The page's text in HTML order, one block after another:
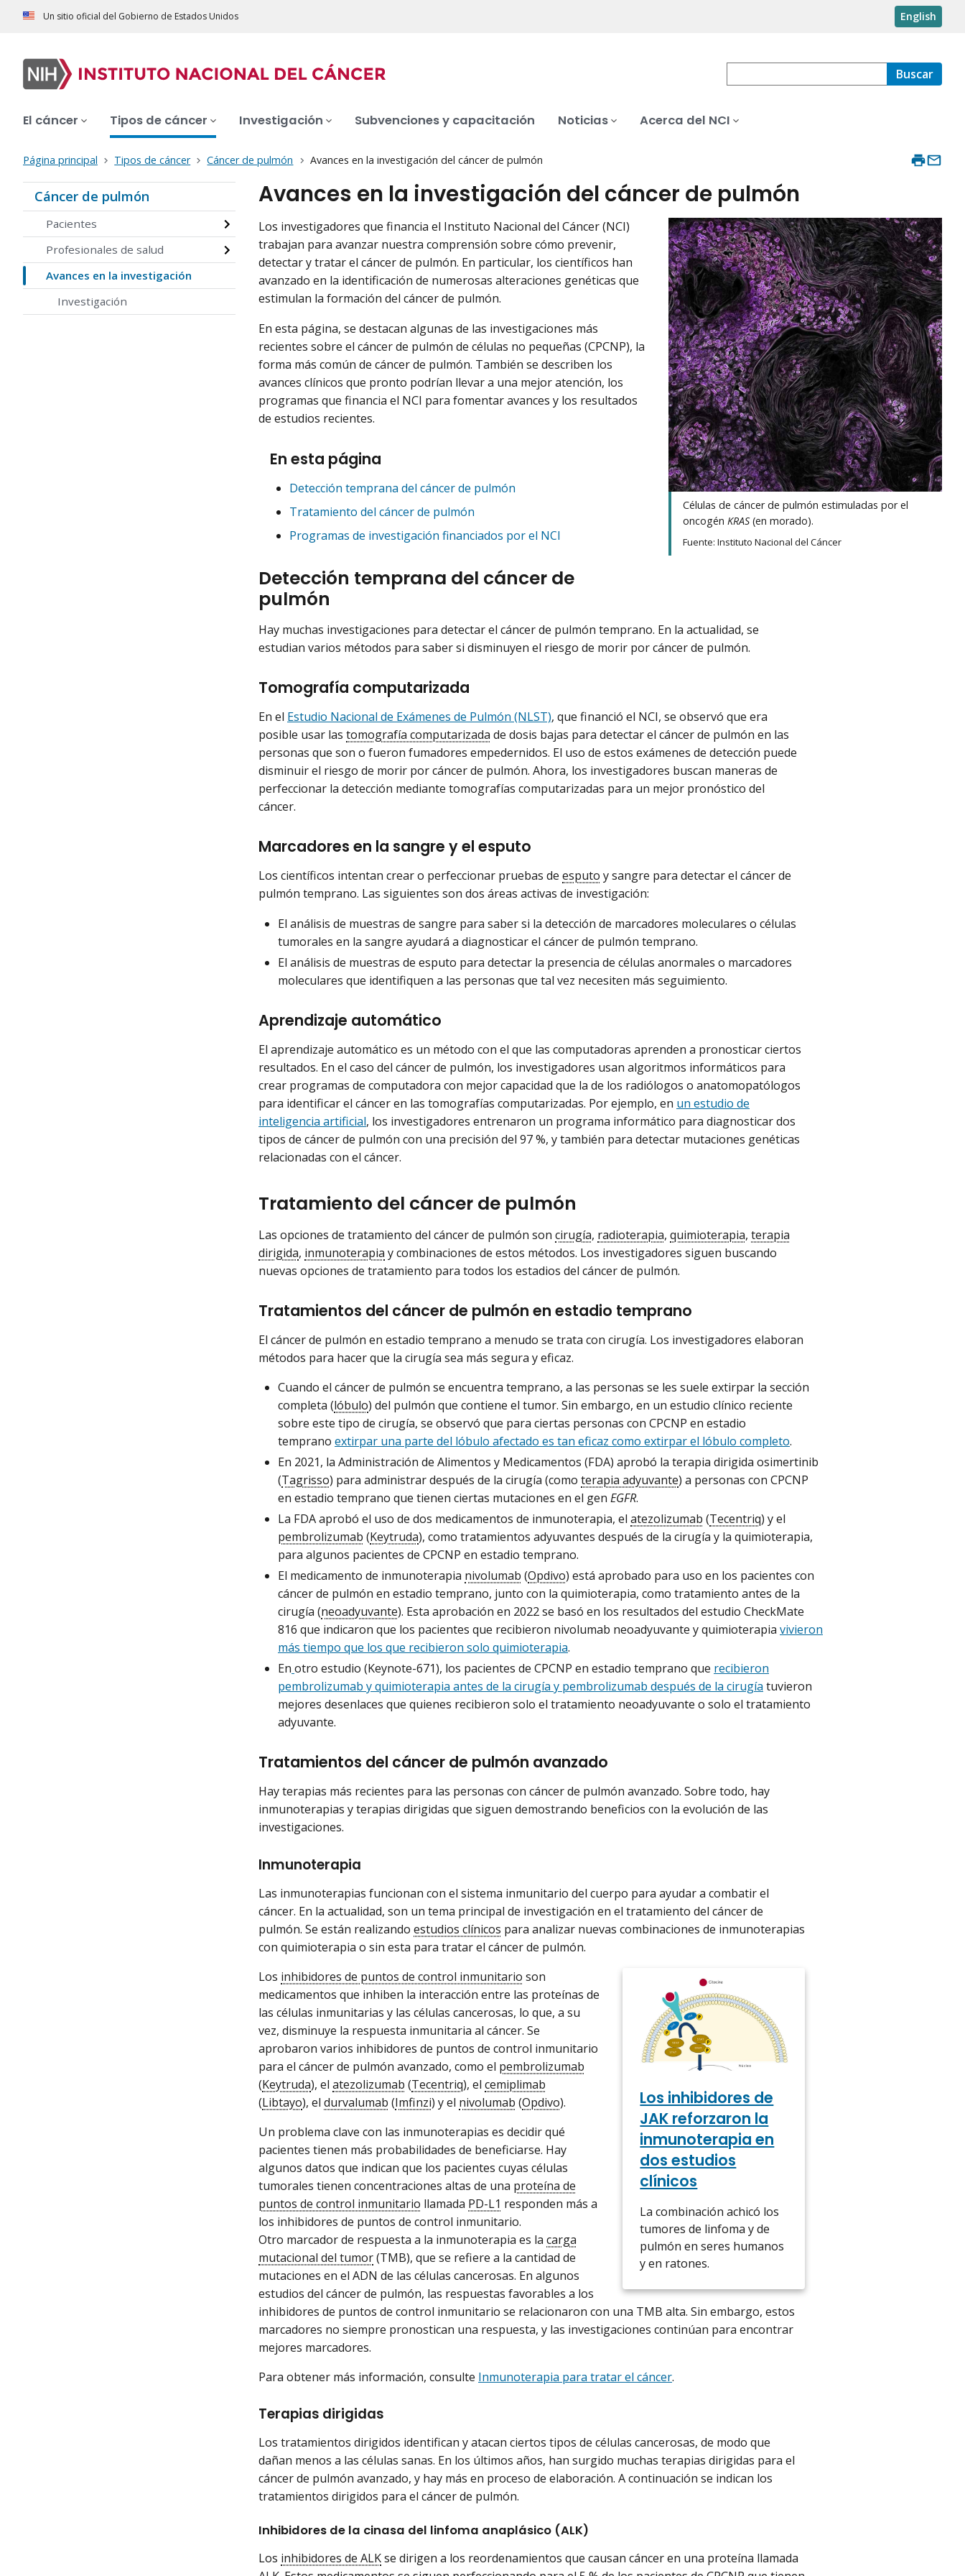
Un sitio oficial del Gobierno de Estados Unidos English
Buscar
El cáncer Tipos de cáncer Investigación Subvenciones y capacitación Noticias Acerca del NCI
Página principal Tipos de cáncer Cáncer de pulmón Avances en la investigación del cáncer de pulmón
Cáncer de pulmón
Pacientes
Profesionales de salud
Avances en la investigación
Investigación
Avances en la investigación del cáncer de pulmón
Células de cáncer de pulmón estimuladas por el
oncogénKRAS(en morado).
Fuente: Instituto Nacional del Cáncer
Los investigadores que financia el Instituto Nacional del Cáncer (NCI)
trabajan para avanzar nuestra comprensión sobre cómo prevenir,
detectar y tratar el cáncer de pulmón. En particular, los científicos han
avanzado en la identificación de numerosas alteraciones genéticas que
estimulan la formación del cáncer de pulmón.
En esta página, se destacan algunas de las investigaciones más
recientes sobre el cáncer de pulmón de células no pequeñas (CPCNP), la
forma más común de cáncer de pulmón. También se describen los
avances clínicos que pronto podrían llevar a una mejor atención, los
programas que financia el NCI para fomentar avances y los resultados
de estudios recientes.
En esta página
Detección temprana del cáncer de pulmón
Tratamiento del cáncer de pulmón
Programas de investigación financiados por el NCI
Detección temprana del cáncer de
pulmón
Hay muchas investigaciones para detectar el cáncer de pulmón temprano. En la actualidad, se
estudian varios métodos para saber si disminuyen el riesgo de morir por cáncer de pulmón.
Tomografía computarizada
En el Estudio Nacional de Exámenes de Pulmón (NLST), que financió el NCI, se observó que era
posible usar las tomografía computarizada de dosis bajas para detectar el cáncer de pulmón en las
personas que son o fueron fumadores empedernidos. El uso de estos exámenes de detección puede
disminuir el riesgo de morir por cáncer de pulmón. Ahora, los investigadores buscan maneras de
perfeccionar la detección mediante tomografías computarizadas para un mejor pronóstico del
cáncer.
Marcadores en la sangre y el esputo
Los científicos intentan crear o perfeccionar pruebas de esputo y sangre para detectar el cáncer de
pulmón temprano. Las siguientes son dos áreas activas de investigación:
El análisis de muestras de sangre para saber si la detección de marcadores moleculares o células
tumorales en la sangre ayudará a diagnosticar el cáncer de pulmón temprano.
El análisis de muestras de esputo para detectar la presencia de células anormales o marcadores
moleculares que identifiquen a las personas que tal vez necesiten más seguimiento.
Aprendizaje automático
El aprendizaje automático es un método con el que las computadoras aprenden a pronosticar ciertos
resultados. En el caso del cáncer de pulmón, los investigadores usan algoritmos informáticos para
crear programas de computadora con mejor capacidad que la de los radiólogos o anatomopatólogos
para identificar el cáncer en las tomografías computarizadas. Por ejemplo, en un estudio de
inteligencia artificial, los investigadores entrenaron un programa informático para diagnosticar dos
tipos de cáncer de pulmón con una precisión del 97 %, y también para detectar mutaciones genéticas
relacionadas con el cáncer.
Tratamiento del cáncer de pulmón
Las opciones de tratamiento del cáncer de pulmón son cirugía, radioterapia, quimioterapia, terapia
dirigida, inmunoterapia y combinaciones de estos métodos. Los investigadores siguen buscando
nuevas opciones de tratamiento para todos los estadios del cáncer de pulmón.
Tratamientos del cáncer de pulmón en estadio temprano
El cáncer de pulmón en estadio temprano a menudo se trata con cirugía. Los investigadores elaboran
métodos para hacer que la cirugía sea más segura y eficaz.
Cuando el cáncer de pulmón se encuentra temprano, a las personas se les suele extirpar la sección
completa (lóbulo) del pulmón que contiene el tumor. Sin embargo, en un estudio clínico reciente
sobre este tipo de cirugía, se observó que para ciertas personas con CPCNP en estadio
temprano extirpar una parte del lóbulo afectado es tan eficaz como extirpar el lóbulo completo.
En 2021, la Administración de Alimentos y Medicamentos (FDA) aprobó la terapia dirigida osimertinib
(Tagrisso) para administrar después de la cirugía (como terapia adyuvante) a personas con CPCNP
en estadio temprano que tienen ciertas mutaciones en el gen EGFR.
La FDA aprobó el uso de dos medicamentos de inmunoterapia, el atezolizumab (Tecentriq) y el
pembrolizumab (Keytruda), como tratamientos adyuvantes después de la cirugía y la quimioterapia,
para algunos pacientes de CPCNP en estadio temprano.
El medicamento de inmunoterapia nivolumab (Opdivo) está aprobado para uso en los pacientes con
cáncer de pulmón en estadio temprano, junto con la quimioterapia, como tratamiento antes de la
cirugía (neoadyuvante). Esta aprobación en 2022 se basó en los resultados del estudio CheckMate
816 que indicaron que los pacientes que recibieron nivolumab neoadyuvante y quimioterapia vivieron
más tiempo que los que recibieron solo quimioterapia.
En otro estudio (Keynote-671), los pacientes de CPCNP en estadio temprano que recibieron
pembrolizumab y quimioterapia antes de la cirugía y pembrolizumab después de la cirugía tuvieron
mejores desenlaces que quienes recibieron solo el tratamiento neoadyuvante o solo el tratamiento
adyuvante.
Tratamientos del cáncer de pulmón avanzado
Hay terapias más recientes para las personas con cáncer de pulmón avanzado. Sobre todo, hay
inmunoterapias y terapias dirigidas que siguen demostrando beneficios con la evolución de las
investigaciones.
Inmunoterapia
Las inmunoterapias funcionan con el sistema inmunitario del cuerpo para ayudar a combatir el
cáncer. En la actualidad, son un tema principal de investigación en el tratamiento del cáncer de
pulmón. Se están realizando estudios clínicos para analizar nuevas combinaciones de inmunoterapias
con quimioterapia o sin esta para tratar el cáncer de pulmón.
Los inhibidores de
JAK reforzaron la
inmunoterapia en
dos estudios
clínicos
La combinación achicó los
tumores de linfoma y de
pulmón en seres humanos
y en ratones.
Los inhibidores de puntos de control inmunitario son
medicamentos que inhiben la interacción entre las proteínas de
las células inmunitarias y las células cancerosas, lo que, a su
vez, disminuye la respuesta inmunitaria al cáncer. Se
aprobaron varios inhibidores de puntos de control inmunitario
para el cáncer de pulmón avanzado, como el pembrolizumab
(Keytruda), el atezolizumab (Tecentriq), el cemiplimab
(Libtayo), el durvalumab (Imfinzi) y el nivolumab (Opdivo).
Un problema clave con las inmunoterapias es decidir qué
pacientes tienen más probabilidades de beneficiarse. Hay
algunos datos que indican que los pacientes cuyas células
tumorales tienen concentraciones altas de una proteína de
puntos de control inmunitario llamada PD-L1 responden más a
los inhibidores de puntos de control inmunitario.
Otro marcador de respuesta a la inmunoterapia es la carga
mutacional del tumor(TMB), que se refiere a la cantidad de
mutaciones en el ADN de las células cancerosas. En algunos
estudios del cáncer de pulmón, las respuestas favorables a los
inhibidores de puntos de control inmunitario se relacionaron con una TMB alta. Sin embargo, estos
marcadores no siempre pronostican una respuesta, y las investigaciones continúan para encontrar
mejores marcadores.
Para obtener más información, consulte Inmunoterapia para tratar el cáncer.
Terapias dirigidas
Los tratamientos dirigidos identifican y atacan ciertos tipos de células cancerosas, de modo que
dañan menos a las células sanas. En los últimos años, han surgido muchas terapias dirigidas para el
cáncer de pulmón avanzado, y hay más en proceso de elaboración. A continuación se indican los
tratamientos dirigidos para el cáncer de pulmón.
Inhibidores de la cinasa del linfoma anaplásico (ALK)
Los inhibidores de ALKse dirigen a los reordenamientos que causan cáncer en una proteína llamada